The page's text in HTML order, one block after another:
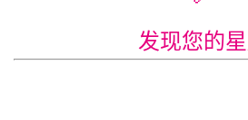
发现您的